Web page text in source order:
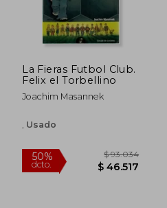
50% $ 93.034
La Fieras Futbol Club.
Felix el Torbellino
Joachim Masannek
Usado